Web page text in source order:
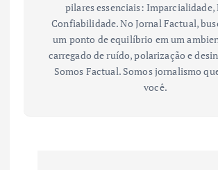
pilares essenciais: Imparcialidade,
Confiabilidade. No Jornal Factual,
um ponto de equilíbrio em um
carregado de ruído, polarização e
Somos Factual. Somos jornalismo
você.